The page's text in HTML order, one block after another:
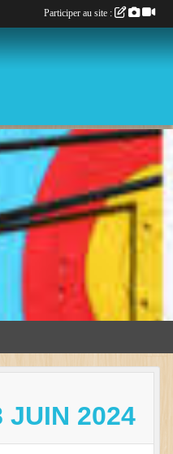
JUIN 2024
Participer au site :